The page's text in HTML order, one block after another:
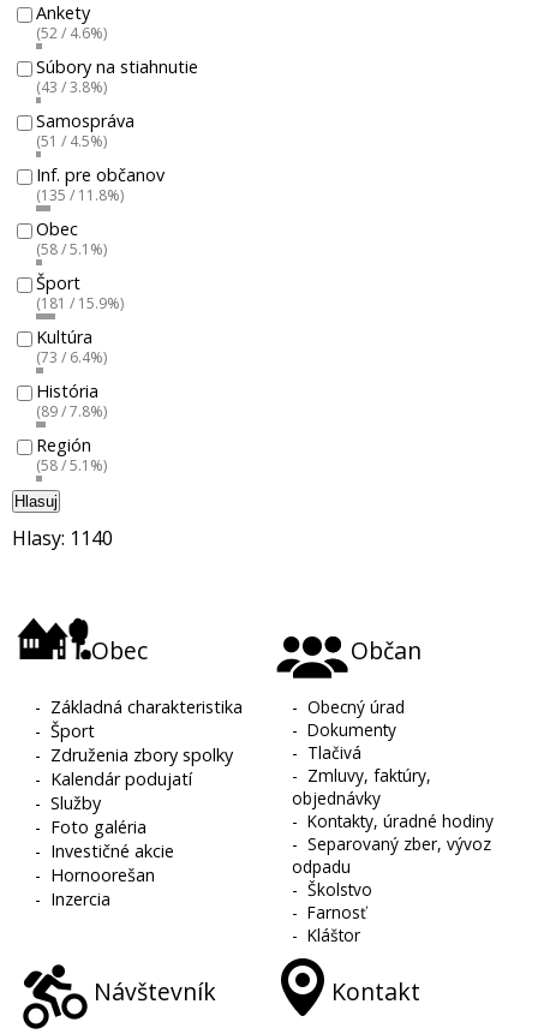
Ankety
(52 / 4.6%)
Súbory na stiahnutie
(43 / 3.8%)
Samospráva
(51 / 4.5%)
Inf. pre občanov
(135 / 11.8%)
Obec
(58 / 5.1%)
Šport
(181 / 15.9%)
Kultúra
(73 / 6.4%)
História
(89 / 7.8%)
Región
(58 / 5.1%)
Hlasuj
Hlasy: 1140
Obec
- Základná charakteristika
-Šport
- Združenia zbory spolky
- Kalendár podujatí
-Služby
- Foto galéria
- Investičné akcie
- Hornoorešan
- Inzercia
Občan
-Obecný úrad
-Dokumenty
- Tlačivá
- Zmluvy, faktúry,
objednávky
-Kontakty, úradné hodiny
-Separovaný zber, vývoz
odpadu
-Školstvo
-Farnosť
-Kláštor
Návštevník Kontakt